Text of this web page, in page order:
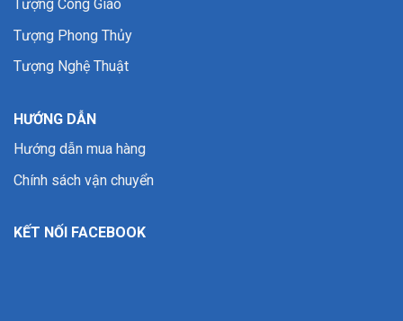
Tượng Công Giáo
Tượng Phong Thủy
Tượng Nghệ Thuật
HƯỚNG DẪN
Hướng dẫn mua hàng
Chính sách vận chuyển
KẾT NỐI FACEBOOK